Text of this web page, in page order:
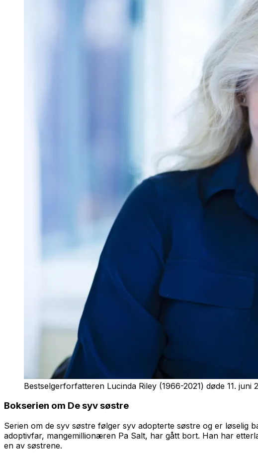
Bestselgerforfatteren Lucinda Riley (1966-2021) døde 11.
Bokserien om De syv søstre
Serien om de syv søstre følger syv adopterte søstre og er løselig
adoptivfar, mangemillionæren Pa Salt, har gått bort. Han har
en av søstrene.